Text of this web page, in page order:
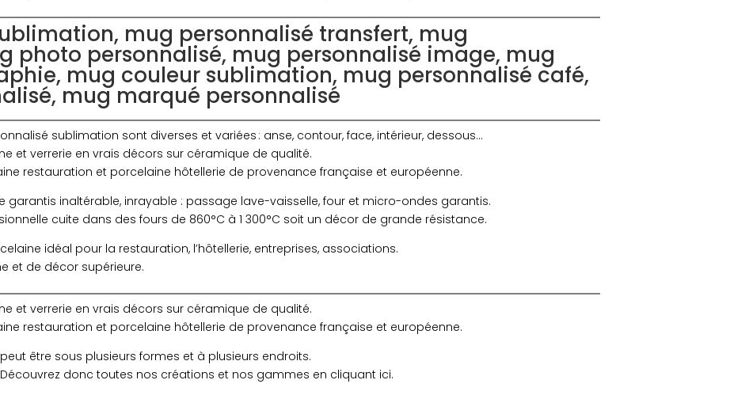
mug personnalisé transfert, mug
photo personnalisé, mug personnalisé image, mug
mug couleur sublimation, mug personnalisé café,
mug marqué personnalisé
sublimation sont diverses et variées : anse, contour, face, intérieur, dessous…
et verrerie en vrais décors sur céramique de qualité.
restauration et porcelaine hôtellerie de provenance française et européenne.
garantis inaltérable, inrayable : passage lave-vaisselle, four et micro-ondes garantis.
cuite dans des fours de 860°C à 1 300°C soit un décor de grande résistance.
idéal pour la restauration, l’hôtellerie, entreprises, associations.
et de décor supérieure.
et verrerie en vrais décors sur céramique de qualité.
restauration et porcelaine hôtellerie de provenance française et européenne.
être sous plusieurs formes et à plusieurs endroits.
donc toutes nos créations et nos gammes en cliquant ici.